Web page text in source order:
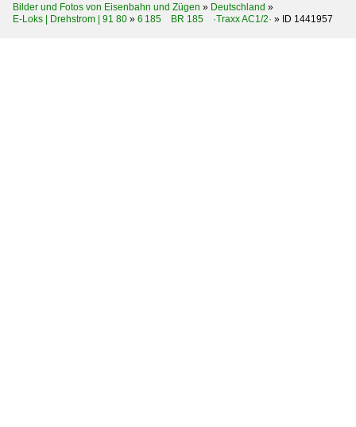
Bilder und Fotos von Eisenbahn und Zügen » Deutschland »
E-Loks | Drehstrom | 91 80 » 6 185 BR 185 ·Traxx AC1/2· » ID 1441957